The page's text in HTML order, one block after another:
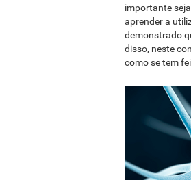
importante
aprender a
demonstrado
disso, neste
como se tem